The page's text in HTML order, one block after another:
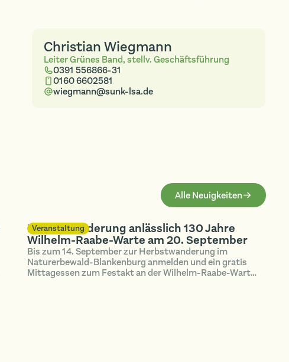
Christian Wiegmann
Leiter Grünes Band, stellv. Geschäftsführung
0391 556866-31
0160 6602581
wiegmann@sunk-lsa.de
Alle Neuigkeiten
Veranstaltung
Herbstwanderung anlässlich 130 Jahre
Wilhelm-Raabe-Warte am 20. September
Bis zum 14. September zur Herbstwanderung im
Naturerbewald-Blankenburg anmelden und ein gratis
Mittagessen zum Festakt an der Wilhelm-Raabe-Warte